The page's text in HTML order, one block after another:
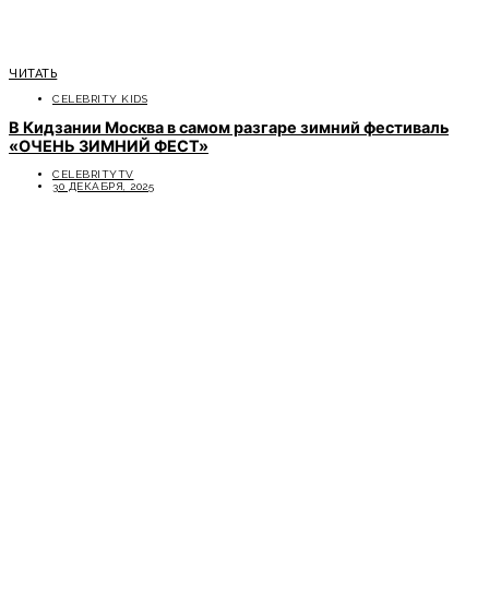
ЧИТАТЬ
CELEBRITY KIDS
В Кидзании Москва в самом разгаре зимний фестиваль
«ОЧЕНЬ ЗИМНИЙ ФЕСТ»
CELEBRITYTV
30 ДЕКАБРЯ, 2025